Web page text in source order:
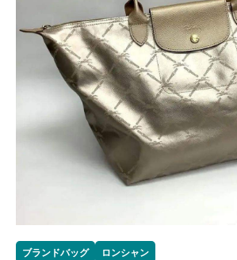
ブランドバッグ ロンシャン